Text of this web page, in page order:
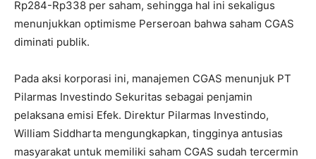
Rp284-Rp338 per saham, sehingga hal ini sekaligus
menunjukkan optimisme Perseroan bahwa saham CGAS
diminati publik.
Pada aksi korporasi ini, manajemen CGAS menunjuk PT
Pilarmas Investindo Sekuritas sebagai penjamin
pelaksana emisi Efek. Direktur Pilarmas Investindo,
William Siddharta mengungkapkan, tingginya antusias
masyarakat untuk memiliki saham CGAS sudah tercermin